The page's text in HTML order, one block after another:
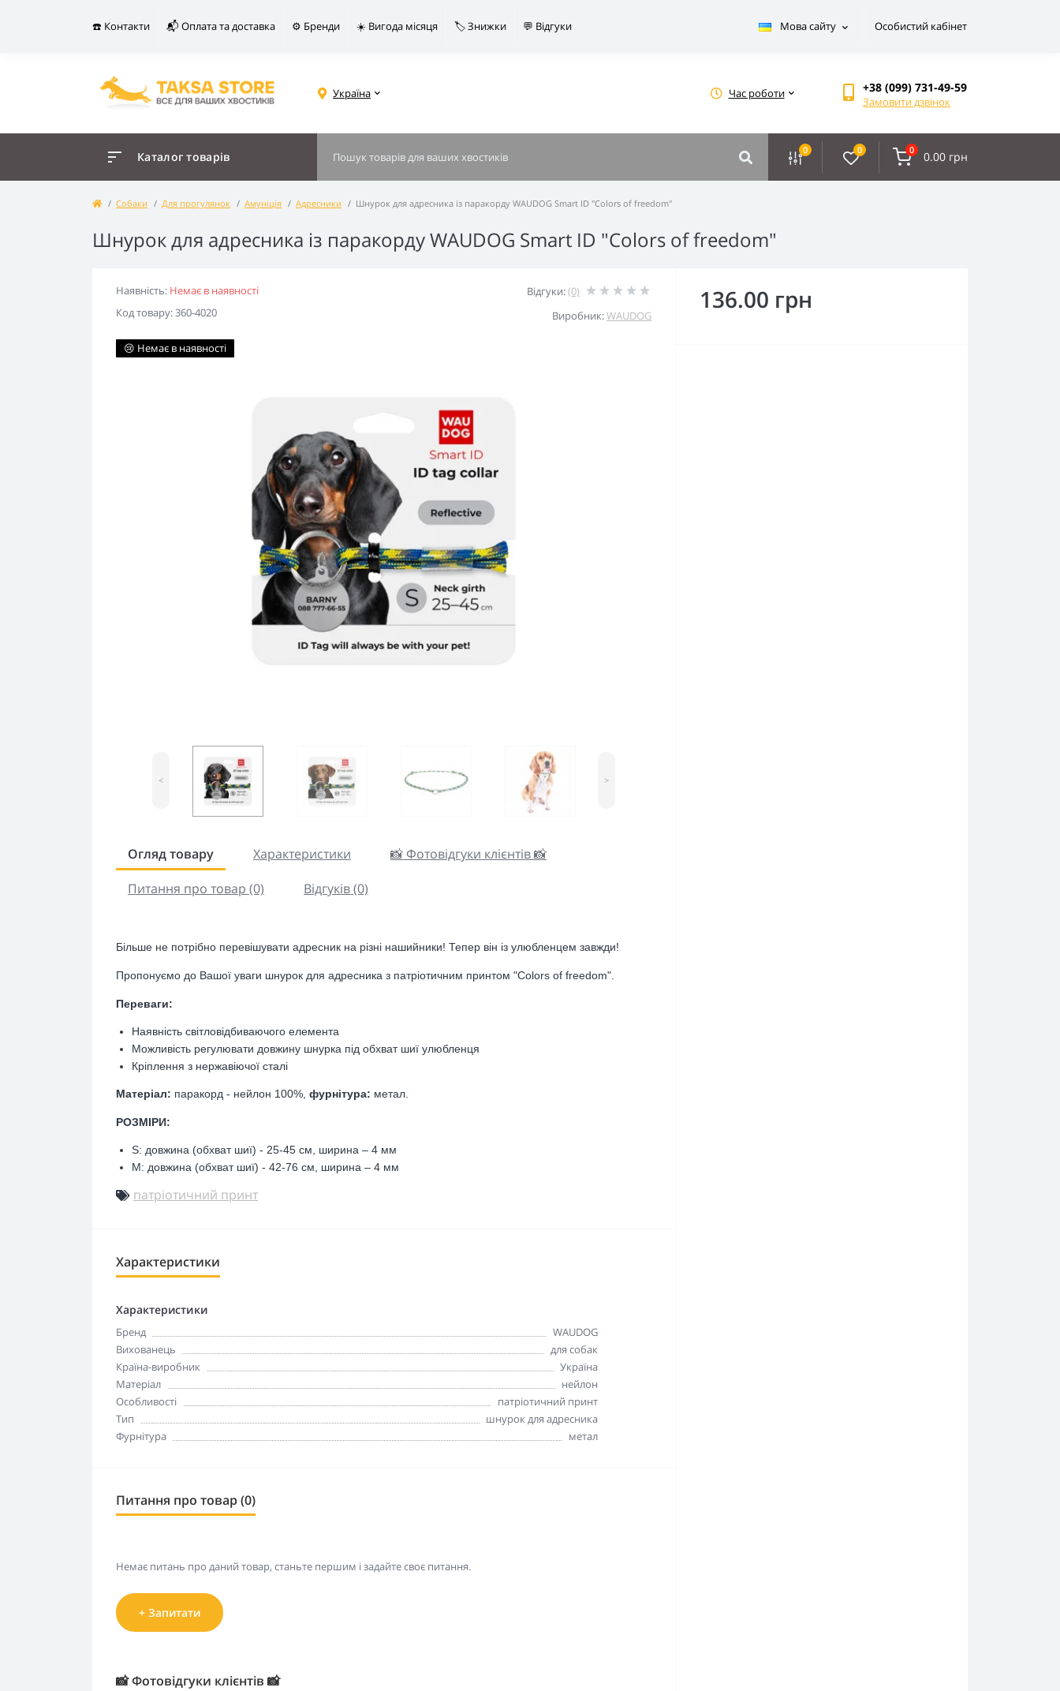
☎️ Контакти 📬 Оплата та доставка ⚙️ Бренди ☀️ Вигода місяця 🏷️ Знижки 💬 Відгуки Мова сайту Особистий кабінет
Україна Час роботи +38 (099) 731-49-59
Замовити дзвінок
Каталог товарів 0 0 0 0.00 грн
Собаки Для прогулянок Амуніція Адресники Шнурок для адресника із паракорду WAUDOG Smart ID "Colors of freedom"
Шнурок для адресника із паракорду WAUDOG Smart ID "Colors of freedom"
Наявність: Немає в наявності
Код товару: 360-4020
Відгуки:(0)
Виробник:WAUDOG
😢 Немає в наявності
< >
Огляд товару Характеристики
📸 Фотовідгуки клієнтів 📸
Питання про товар (0)
Відгуків (0)
Більше не потрібно перевішувати адресник на різні нашийники! Тепер він із улюбленцем завжди!
Пропонуємо до Вашої уваги шнурок для адресника з патріотичним принтом "Colors of freedom".
Переваги:
Наявність світловідбиваючого елемента
Можливість регулювати довжину шнурка під обхват шиї улюбленця
Кріплення з нержавіючої сталі
Матеріал: паракорд - нейлон 100%, фурнітура: метал.
РОЗМІРИ:
S: довжина (обхват шиї) - 25-45 см, ширина – 4 мм
M: довжина (обхват шиї) - 42-76 см, ширина – 4 мм
патріотичний принт
Характеристики
Характеристики
Бренд
WAUDOG
Вихованець
для собак
Країна-виробник
Україна
Матеріал
нейлон
Особливості
патріотичний принт
Тип
шнурок для адресника
Фурнітура
метал
Питання про товар (0)
Немає питань про даний товар, станьте першим і задайте своє питання.
+ Запитати
📸 Фотовідгуки клієнтів 📸
136.00 грн